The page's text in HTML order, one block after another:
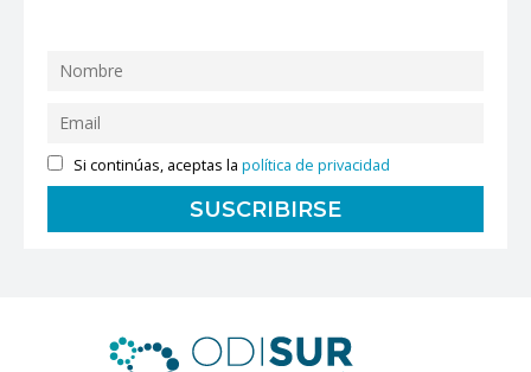
Si continúas, aceptas lapolítica de privacidad